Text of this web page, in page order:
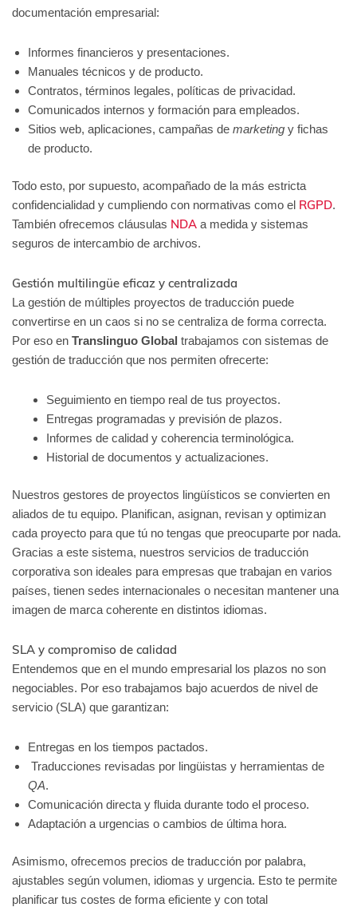
documentación empresarial:
Informes financieros y presentaciones.
Manuales técnicos y de producto.
Contratos, términos legales, políticas de privacidad.
Comunicados internos y formación para empleados.
Sitios web, aplicaciones, campañas de marketing y fichas
de producto.
Todo esto, por supuesto, acompañado de la más estricta
confidencialidad y cumpliendo con normativas como el RGPD.
También ofrecemos cláusulas NDA a medida y sistemas
seguros de intercambio de archivos.
Gestión multilingüe eficaz y centralizada
La gestión de múltiples proyectos de traducción puede
convertirse en un caos si no se centraliza de forma correcta.
Por eso en Translinguo Global trabajamos con sistemas de
gestión de traducción que nos permiten ofrecerte:
Seguimiento en tiempo real de tus proyectos.
Entregas programadas y previsión de plazos.
Informes de calidad y coherencia terminológica.
Historial de documentos y actualizaciones.
Nuestros gestores de proyectos lingüísticos se convierten en
aliados de tu equipo. Planifican, asignan, revisan y optimizan
cada proyecto para que tú no tengas que preocuparte por nada.
Gracias a este sistema, nuestros servicios de traducción
corporativa son ideales para empresas que trabajan en varios
países, tienen sedes internacionales o necesitan mantener una
imagen de marca coherente en distintos idiomas.
SLA y compromiso de calidad
Entendemos que en el mundo empresarial los plazos no son
negociables. Por eso trabajamos bajo acuerdos de nivel de
servicio (SLA) que garantizan:
Entregas en los tiempos pactados.
Traducciones revisadas por lingüistas y herramientas de
QA.
Comunicación directa y fluida durante todo el proceso.
Adaptación a urgencias o cambios de última hora.
Asimismo, ofrecemos precios de traducción por palabra,
ajustables según volumen, idiomas y urgencia. Esto te permite
planificar tus costes de forma eficiente y con total